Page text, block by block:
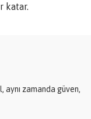
katar.
zamanda güven,